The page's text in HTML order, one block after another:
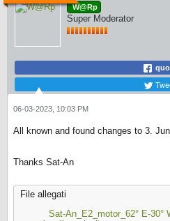
W@Rp
Super Moderator
06-03-2023, 10:03 PM
All known and found changes to 3.
Thanks Sat-An
File allegati
Sat-An_E2_motor_62° E-30°